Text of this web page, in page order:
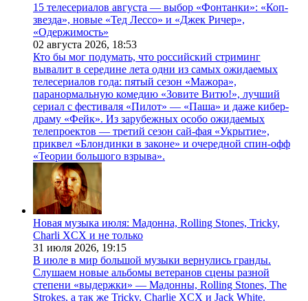
15 телесериалов августа — выбор «Фонтанки»: «Коп-
звезда», новые «Тед Лессо» и «Джек Ричер»,
«Одержимость»
02 августа 2026, 18:53
Кто бы мог подумать, что российский стриминг
вывалит в середине лета одни из самых ожидаемых
телесериалов года: пятый сезон «Мажора»,
паранормальную комедию «Зовите Витю!», лучший
сериал с фестиваля «Пилот» — «Паша» и даже кибер-
драму «Фейк». Из зарубежных особо ожидаемых
телепроектов — третий сезон сай-фая «Укрытие»,
приквел «Блондинки в законе» и очередной спин-офф
«Теории большого взрыва».
Новая музыка июля: Мадонна, Rolling Stones, Tricky,
Charli XCX и не только
31 июля 2026, 19:15
В июле в мир большой музыки вернулись гранды.
Слушаем новые альбомы ветеранов сцены разной
степени «выдержки» — Мадонны, Rolling Stones, The
Strokes, а так же Tricky, Charlie XCX и Jack White.